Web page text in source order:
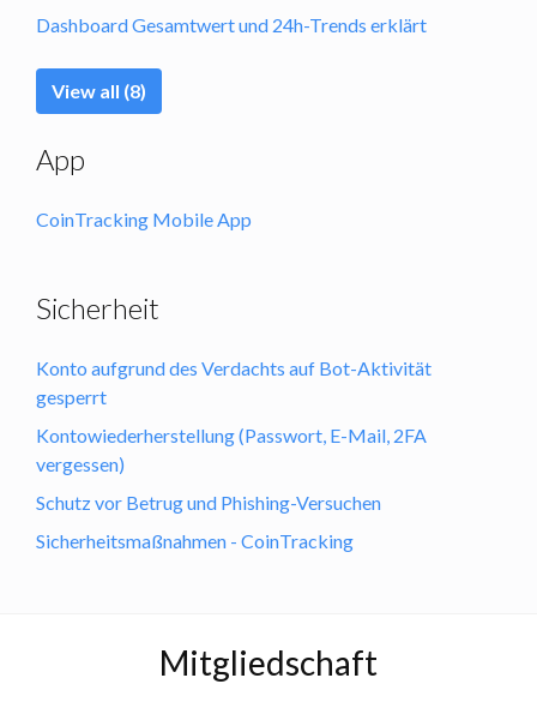
Dashboard Gesamtwert und 24h-Trends erklärt
View all (8)
App
CoinTracking Mobile App
Sicherheit
Konto aufgrund des Verdachts auf Bot-Aktivität
gesperrt
Kontowiederherstellung (Passwort, E-Mail, 2FA
vergessen)
Schutz vor Betrug und Phishing-Versuchen
Sicherheitsmaßnahmen - CoinTracking
Mitgliedschaft